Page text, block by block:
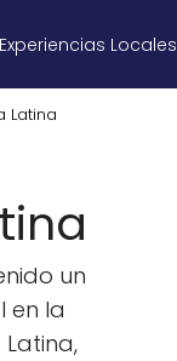
Experiencias Locales
Latina
un
en la